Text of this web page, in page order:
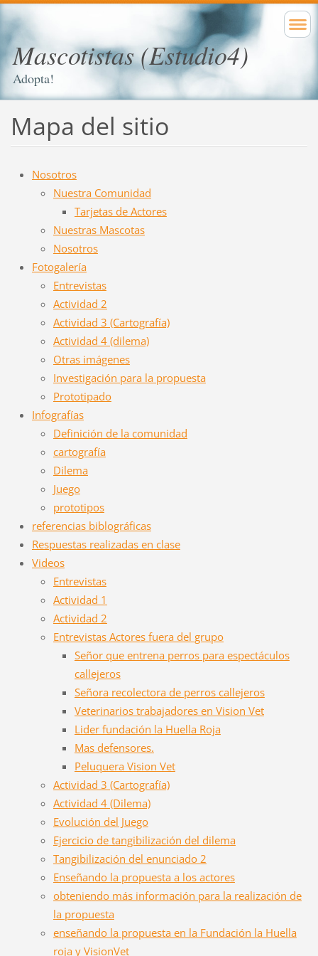
Mascotistas (Estudio4)
Adopta!
Mapa del sitio
Nosotros
Nuestra Comunidad
Tarjetas de Actores
Nuestras Mascotas
Nosotros
Fotogalería
Entrevistas
Actividad 2
Actividad 3 (Cartografía)
Actividad 4 (dilema)
Otras imágenes
Investigación para la propuesta
Prototipado
Infografías
Definición de la comunidad
cartografía
Dilema
Juego
prototipos
referencias biblográficas
Respuestas realizadas en clase
Videos
Entrevistas
Actividad 1
Actividad 2
Entrevistas Actores fuera del grupo
Señor que entrena perros para espectáculos
callejeros
Señora recolectora de perros callejeros
Veterinarios trabajadores en Vision Vet
Lider fundación la Huella Roja
Mas defensores.
Peluquera Vision Vet
Actividad 3 (Cartografía)
Actividad 4 (Dilema)
Evolución del Juego
Ejercicio de tangibilización del dilema
Tangibilización del enunciado 2
Enseñando la propuesta a los actores
obteniendo más información para la realización de
la propuesta
enseñando la propuesta en la Fundación la Huella
roja y VisionVet